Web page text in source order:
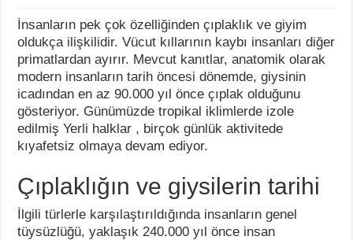
İnsanların pek çok özelliğinden çıplaklık ve giyim
oldukça ilişkilidir. Vücut kıllarının kaybı insanları diğer
primatlardan ayırır. Mevcut kanıtlar, anatomik olarak
modern insanların tarih öncesi dönemde, giysinin
icadından en az 90.000 yıl önce çıplak olduğunu
gösteriyor. Günümüzde tropikal iklimlerde izole
edilmiş Yerli halklar , birçok günlük aktivitede
kıyafetsiz olmaya devam ediyor.
Çıplaklığın ve giysilerin tarihi
İlgili türlerle karşılaştırıldığında insanların genel
tüysüzlüğü, yaklaşık 240.000 yıl önce insan